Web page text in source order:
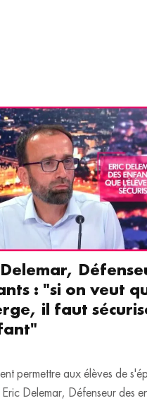
Delemar,
: "si on veut
il faut
permettre aux élèves de
Delemar, Défenseur des